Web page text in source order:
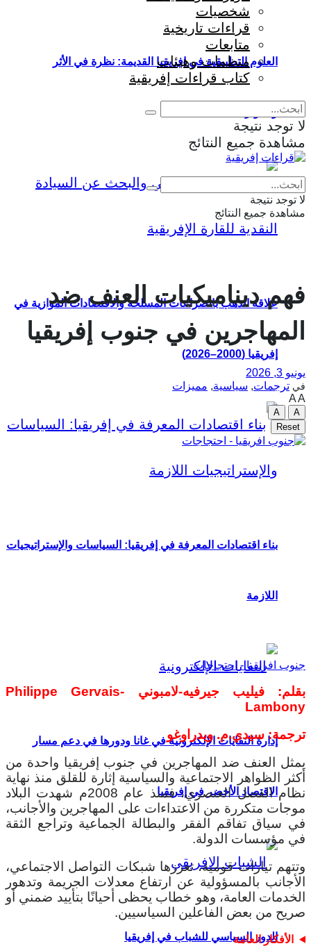
العلوم التطبيقية في إفريقيا القديمة: نظرة في الأثر
والمؤثرات
علاقة الذهب بالصراعات المسلحة والاقتصادات الموازية في
إفريقيا (2000–2026)
بناء اقتصادات المعرفة في إفريقيا: السياسات والإستراتيجيات
اللازمة
إدارة النفايات الإلكترونية في غانا ودورها في دعم مسار
الاقتصاد الأخضر في إفريقيا
الدور السياسي للشباب في إفريقيا
شخصيات
قراءات تاريخية
متابعات
منظمات وهيئات
كتاب قراءات إفريقية
لا توجد نتيجة
مشاهدة جميع النتائج
لا توجد نتيجة
مشاهدة جميع النتائج
فهم ديناميكيات العنف ضد
المهاجرين في جنوب إفريقيا
يونيو 3, 2026
في ترجمات, سياسية, مميزات
AA
A
A
Reset
جنوب افريقيا - احتجاجات
بقلم: فيليب جيرفيه-لامبوني Philippe Gervais-
Lambony
ترجمة: سيدي.م. ويدراوغو
يمثل العنف ضد المهاجرين في جنوب إفريقيا واحدة من
أكثر الظواهر الاجتماعية والسياسية إثارة للقلق منذ نهاية
نظام الفصل العنصري، فمنذ عام 2008م شهدت البلاد
موجات متكررة من الاعتداءات على المهاجرين والأجانب،
في سياق تفاقم الفقر والبطالة الجماعية وتراجع الثقة
في مؤسسات الدولة.
وتتهم تيارات قومية، تعززها شبكات التواصل الاجتماعي،
الأجانب بالمسؤولية عن ارتفاع معدلات الجريمة وتدهور
الخدمات العامة، وهو خطاب يحظى أحيانًا بتأييد ضمني أو
صريح من بعض الفاعلين السياسيين.
الأفكار العامة